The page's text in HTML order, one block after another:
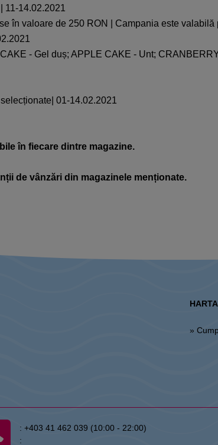
11-14.02.2021
în valoare de 250 RON | Campania este
- Gel duș; APPLE CAKE - Unt;
01-14.02.2021
în fiecare dintre magazine.
de vânzări din magazinele menționate.
»
: +403 41 462 039 (10:00 - 22:00)
: